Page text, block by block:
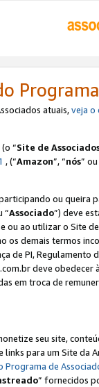
atuais,veja o
“Site de
, (“Amazon”, “nós”
ou queira
“Associado”) deve
ou ao utilizar o Site
os demais termos
de PI,
deve
em troca de
seu site,
links para um Site da
Programa de
” fornecidos